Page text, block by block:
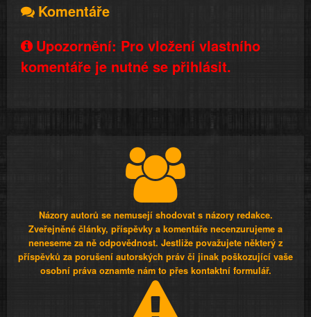
Komentáře
Upozornění: Pro vložení vlastního
komentáře je nutné se přihlásit.
Názory autorů se nemusejí shodovat s názory redakce.
Zveřejněné články, příspěvky a komentáře necenzurujeme a
neneseme za ně odpovědnost. Jestliže považujete některý z
příspěvků za porušení autorských práv či jinak poškozující vaše
osobní práva oznamte nám to přes kontaktní formulář.